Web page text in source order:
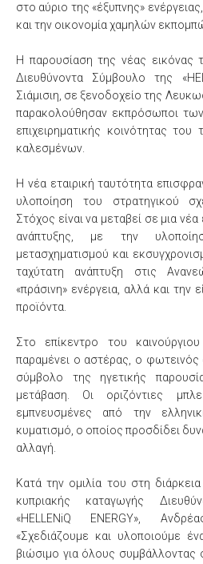
στο αύριο της «έξυπνης»
και την οικονομία χαμηλών
Η παρουσίαση της νέας εικόνας
Διευθύνοντα Σύμβουλο της
Σιάμισιη, σε ξενοδοχείο της
παρακολούθησαν εκπρόσωποι
επιχειρηματικής κοινότητας
καλεσμένων.
Η νέα εταιρική ταυτότητα
υλοποίηση του στρατηγικού
Στόχος είναι να μεταβεί σε μια
ανάπτυξης, με την
μετασχηματισμού και
ταχύτατη ανάπτυξη στις
«πράσινη» ενέργεια, αλλά και την
προϊόντα.
Στο επίκεντρο του
παραμένει ο αστέρας, ο
σύμβολο της ηγετικής
μετάβαση. Οι οριζόντιες
εμπνευσμένες από την
κυματισμό, ο οποίος προσδίδει
αλλαγή.
Κατά την ομιλία του στη
κυπριακής καταγωγής
«HELLENiQ ENERGY»,
«Σχεδιάζουμε και υλοποιούμε
βιώσιμο για όλους συμβάλλοντας